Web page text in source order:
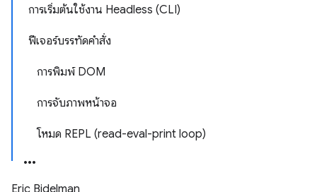
การเริ่มต้นใช้งาน Headless (CLI)
ฟีเจอร์บรรทัดคำสั่ง
การพิมพ์ DOM
การจับภาพหน้าจอ
โหมด REPL (read-eval-print loop)
Eric Bidelman